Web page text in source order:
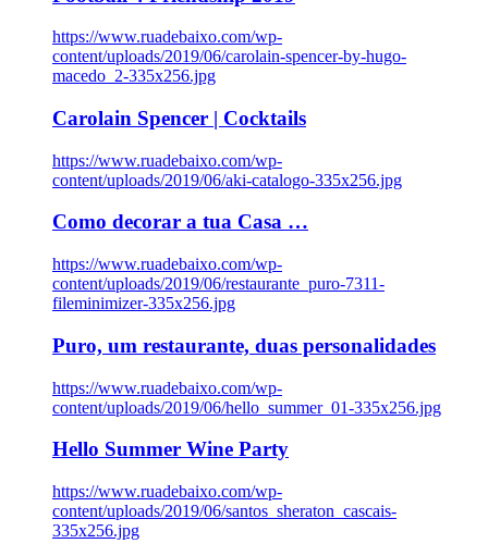
https://www.ruadebaixo.com/wp-
content/uploads/2019/06/carolain-spencer-by-hugo-
macedo_2-335x256.jpg
Carolain Spencer | Cocktails
https://www.ruadebaixo.com/wp-
content/uploads/2019/06/aki-catalogo-335x256.jpg
Como decorar a tua Casa …
https://www.ruadebaixo.com/wp-
content/uploads/2019/06/restaurante_puro-7311-
fileminimizer-335x256.jpg
Puro, um restaurante, duas personalidades
https://www.ruadebaixo.com/wp-
content/uploads/2019/06/hello_summer_01-335x256.jpg
Hello Summer Wine Party
https://www.ruadebaixo.com/wp-
content/uploads/2019/06/santos_sheraton_cascais-
335x256.jpg